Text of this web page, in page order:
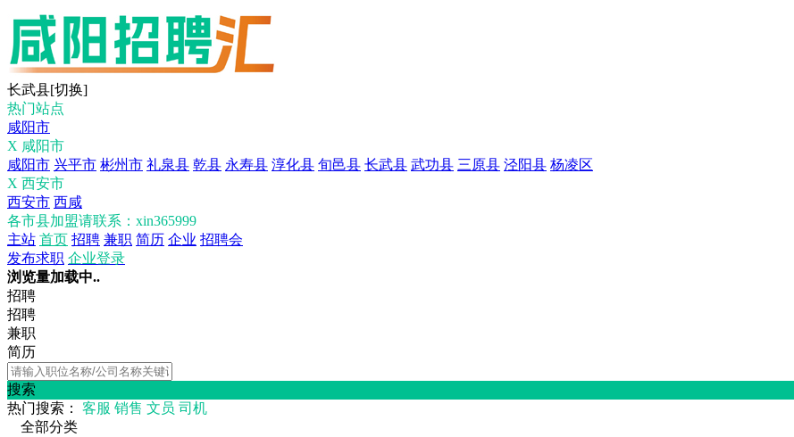
长武县[切换]
热门站点
咸阳市
X 咸阳市
咸阳市 兴平市 彬州市 礼泉县 乾县 永寿县 淳化县 旬邑县 长武县 武功县 三原县 泾阳县 杨凌区
X 西安市
西安市 西咸
各市县加盟请联系：xin365999
主站 首页 招聘 兼职 简历 企业 招聘会
发布求职 企业登录
浏览量加载中..
招聘
招聘
兼职
简历
搜索
热门搜索：
客服 销售 文员 司机
全部分类